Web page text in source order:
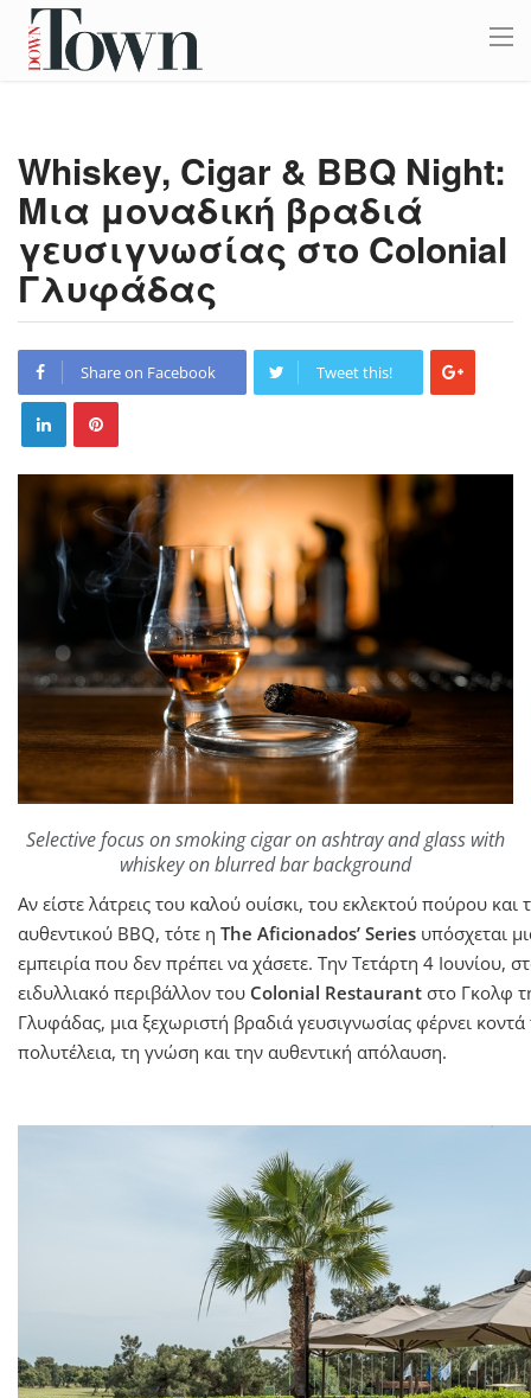
Whiskey, Cigar & BBQ Night:
Μια μοναδική βραδιά
γευσιγνωσίας στο Colonial
Γλυφάδας
Share on Facebook Tweet this!
Selective focus on smoking cigar on ashtray and glass with
whiskey on blurred bar background
Αν είστε λάτρεις του καλού ουίσκι, του εκλεκτού πούρου και
αυθεντικού BBQ, τότε η The Aficionados’ Series υπόσχεται
εμπειρία που δεν πρέπει να χάσετε. Την Τετάρτη 4 Ιουνίου,
ειδυλλιακό περιβάλλον του Colonial Restaurant στο Γκολφ
Γλυφάδας, μια ξεχωριστή βραδιά γευσιγνωσίας φέρνει κοντά
πολυτέλεια, τη γνώση και την αυθεντική απόλαυση.